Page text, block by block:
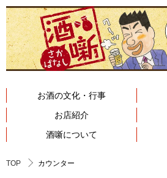
お酒の文化・行事
お店紹介
酒噺について
TOP カウンター